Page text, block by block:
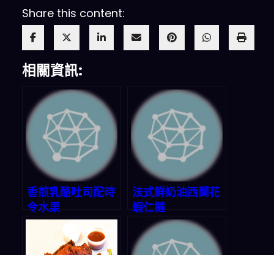
Share this content:
相關資訊:
香煎乳酪吐司配時
令水果
法式鮮奶油西蘭花
蝦仁撻